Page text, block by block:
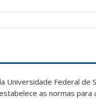
Universidade Federal de
as normas para